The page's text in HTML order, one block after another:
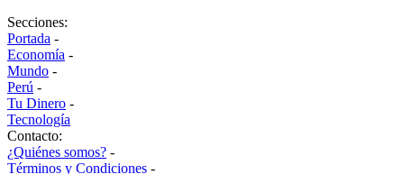
Secciones:
Portada -
Economía -
Mundo -
Perú -
Tu Dinero -
Tecnología
Contacto:
¿Quiénes somos? -
Términos y Condiciones -